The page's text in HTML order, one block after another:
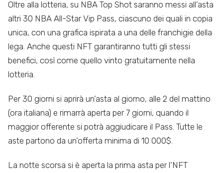
Oltre alla lotteria, su NBA Top Shot saranno messi all’asta
altri 30 NBA All-Star Vip Pass, ciascuno dei quali in copia
unica, con una grafica ispirata a una delle franchigie della
lega. Anche questi NFT garantiranno tutti gli stessi
benefici, così come quello vinto gratuitamente nella
lotteria.
Per 30 giorni si aprirà un’asta al giorno, alle 2 del mattino
(ora italiana) e rimarrà aperta per 7 giorni, quando il
maggior offerente si potrà aggiudicare il Pass. Tutte le
aste partono da un’offerta minima di 10 000$.
La notte scorsa si è aperta la prima asta per l’NFT